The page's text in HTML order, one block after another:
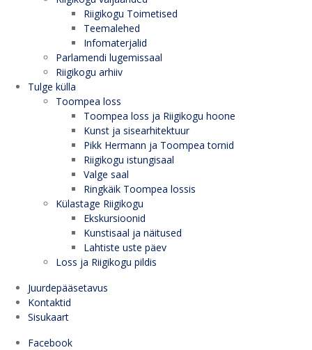
Riigikogu Toimetised
Teemalehed
Infomaterjalid
Parlamendi lugemissaal
Riigikogu arhiiv
Tulge külla
Toompea loss
Toompea loss ja Riigikogu hoone
Kunst ja sisearhitektuur
Pikk Hermann ja Toompea tornid
Riigikogu istungisaal
Valge saal
Ringkäik Toompea lossis
Külastage Riigikogu
Ekskursioonid
Kunstisaal ja näitused
Lahtiste uste päev
Loss ja Riigikogu pildis
Juurdepääsetavus
Kontaktid
Sisukaart
Facebook